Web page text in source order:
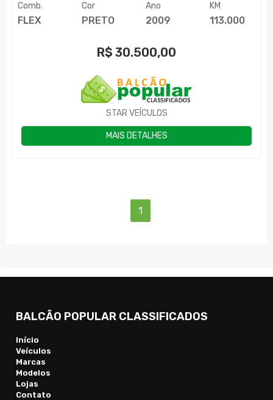
Comb.
FLEX
Cor
PRETO
Ano
2009
KM
113.000
R$ 30.500,00
STAR VEÍCULOS
MAIS DETALHES
1(current)
BALCÃO POPULAR CLASSIFICADOS
Início
Veículos
Marcas
Modelos
Lojas
Contato